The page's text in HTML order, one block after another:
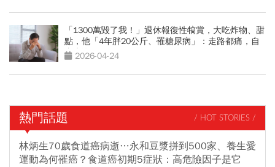
「1300萬毀了我！」退休報復性犒賞，大吃炸物、甜
點，他「4年胖20公斤、罹糖尿病」：走路都痛，自
由也沒了
2026-04-24
熱門話題 / HOT STORIES /
林炳生70歲食道癌病逝…永和豆漿拼到500家、養生愛
運動為何罹癌？食道癌初期5症狀：高危險因子是它